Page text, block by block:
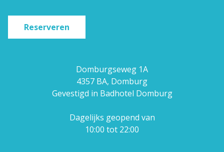
Reserveren
Domburgseweg 1A
4357 BA, Domburg
Gevestigd in Badhotel Domburg
Dagelijks geopend van
10:00 tot 22:00